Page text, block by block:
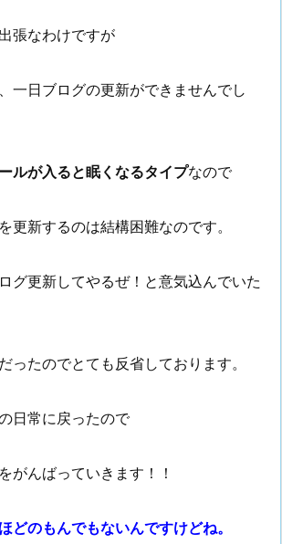
張なわけですが
一日ブログの更新ができませんでし
ルが入ると眠くなるタイプなので
更新するのは結構困難なのです。
グ更新してやるぜ！と意気込んでいた
だったのでとても反省しております。
日常に戻ったので
がんばっていきます！！
どのもんでもないんですけどね。